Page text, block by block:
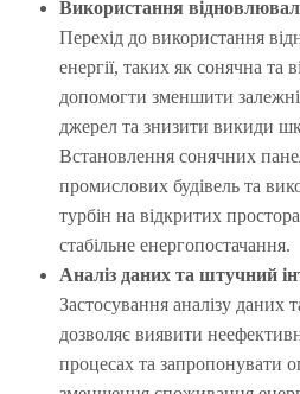
Використання
Перехід до використання
енергії, таких як сонячна та
допомогти зменшити
джерел та знизити викиди
Встановлення сонячних
промислових будівель та
турбін на відкритих
стабільне енергопостачання.
Аналіз даних та штучний
Застосування аналізу даних
дозволяє виявити
процесах та запропонувати